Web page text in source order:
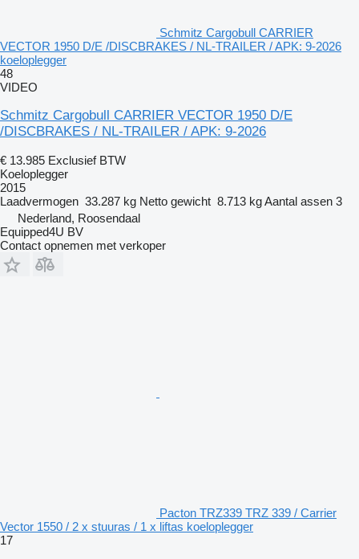
Schmitz Cargobull CARRIER
VECTOR 1950 D/E /DISCBRAKES / NL-TRAILER / APK: 9-2026
koeloplegger
48
VIDEO
Schmitz Cargobull CARRIER VECTOR 1950 D/E
/DISCBRAKES / NL-TRAILER / APK: 9-2026
€ 13.985 Exclusief BTW
Koeloplegger
2015
Laadvermogen 33.287 kg Netto gewicht 8.713 kgAantal assen 3
Nederland, Roosendaal
Equipped4U BV
Contact opnemen met verkoper
Pacton TRZ339 TRZ 339 / Carrier
Vector 1550 / 2 x stuuras / 1 x liftas koeloplegger
17